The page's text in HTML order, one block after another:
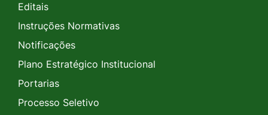
Editais
Instruções Normativas
Notificações
Plano Estratégico Institucional
Portarias
Processo Seletivo